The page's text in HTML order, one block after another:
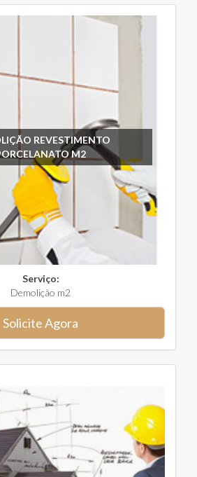
REVESTIMENTO
M2
Serviço:
Demolição m2
Solicite Agora